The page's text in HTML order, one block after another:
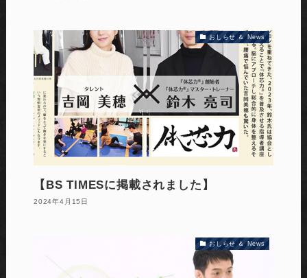
おしらせ ＆ News
【BS TIMESに掲載されました】
2024年4月15日
おしらせ ＆ News